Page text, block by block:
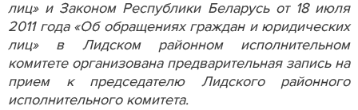
лиц» и Законом Республики Беларусь от 18 июля
2011 года «Об обращениях граждан и юридических
лиц» в Лидском районном исполнительном
комитете организована предварительная запись на
прием к председателю Лидского районного
исполнительного комитета.